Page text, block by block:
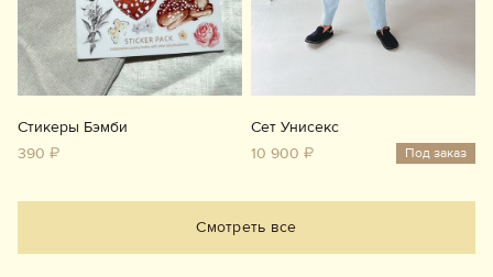
Стикеры Бэмби
390 ₽
Сет Унисекс
10 900 ₽
Под заказ
Смотреть все